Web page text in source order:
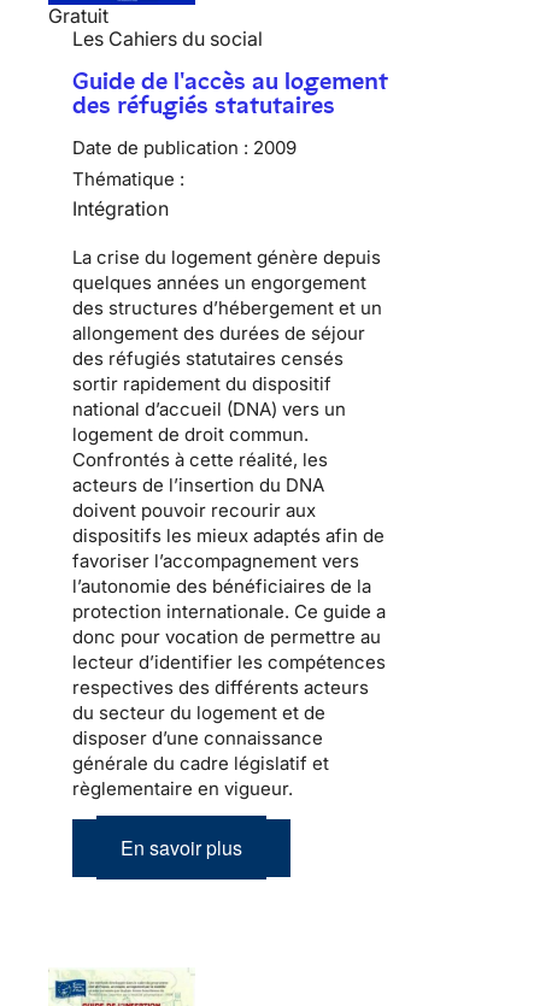
Gratuit
Les Cahiers du social
Guide de l'accès au logement
des réfugiés statutaires
Date de publication : 2009
Thématique :
Intégration
La crise du logement génère depuis
quelques années un engorgement
des structures d’hébergement et un
allongement des durées de séjour
des réfugiés statutaires censés
sortir rapidement du dispositif
national d’accueil (DNA) vers un
logement de droit commun.
Confrontés à cette réalité, les
acteurs de l’insertion du DNA
doivent pouvoir recourir aux
dispositifs les mieux adaptés afin de
favoriser l’accompagnement vers
l’autonomie des bénéficiaires de la
protection internationale. Ce guide a
donc pour vocation de permettre au
lecteur d’identifier les compétences
respectives des différents acteurs
du secteur du logement et de
disposer d’une connaissance
générale du cadre législatif et
règlementaire en vigueur.
En savoir plus